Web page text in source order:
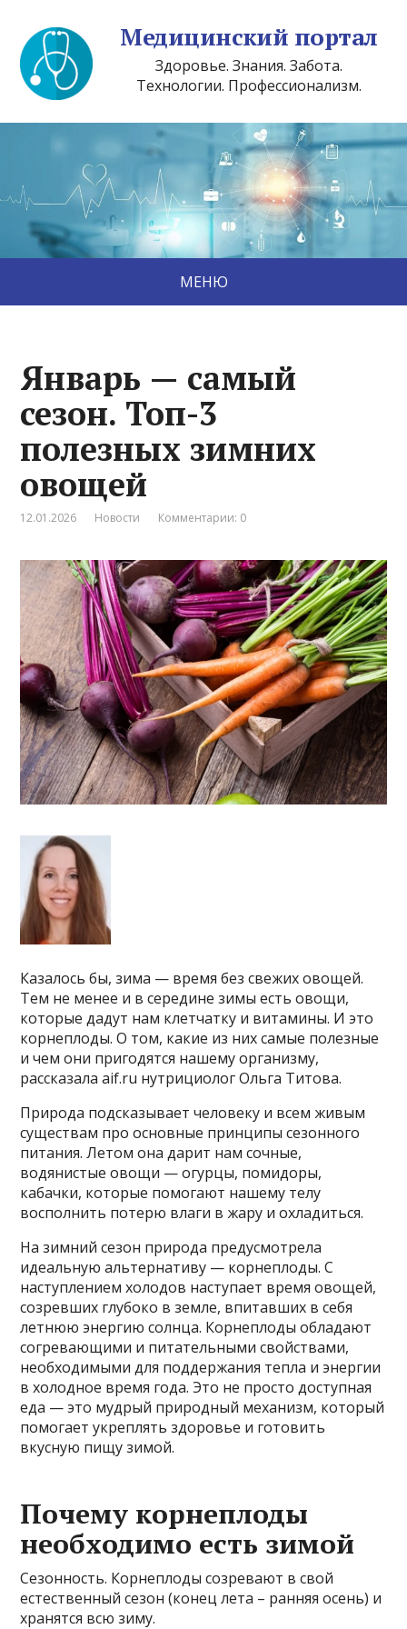
Медицинский портал
Здоровье. Знания. Забота.
Технологии. Профессионализм.
МЕНЮ
Январь — самый
сезон. Топ-3
полезных зимних
овощей
12.01.2026 Новости Комментарии: 0
Казалось бы, зима — время без свежих овощей.
Тем не менее и в середине зимы есть овощи,
которые дадут нам клетчатку и витамины. И это
корнеплоды. О том, какие из них самые полезные
и чем они пригодятся нашему организму,
рассказала aif.ru нутрициолог Ольга Титова.
Природа подсказывает человеку и всем живым
существам про основные принципы сезонного
питания. Летом она дарит нам сочные,
водянистые овощи — огурцы, помидоры,
кабачки, которые помогают нашему телу
восполнить потерю влаги в жару и охладиться.
На зимний сезон природа предусмотрела
идеальную альтернативу — корнеплоды. С
наступлением холодов наступает время овощей,
созревших глубоко в земле, впитавших в себя
летнюю энергию солнца. Корнеплоды обладают
согревающими и питательными свойствами,
необходимыми для поддержания тепла и энергии
в холодное время года. Это не просто доступная
еда — это мудрый природный механизм, который
помогает укреплять здоровье и готовить
вкусную пищу зимой.
Почему корнеплоды
необходимо есть зимой
Сезонность. Корнеплоды созревают в свой
естественный сезон (конец лета – ранняя осень) и
хранятся всю зиму.